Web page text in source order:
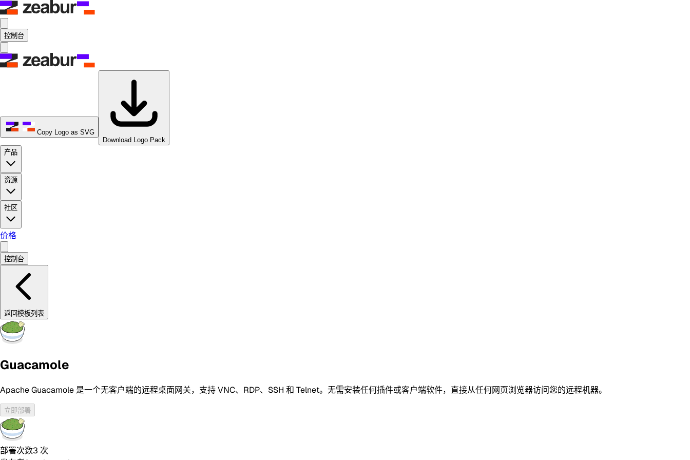
控制台
Copy Logo as SVG
Download Logo Pack
产品
资源
社区
价格
控制台
返回模板列表
Guacamole
Apache Guacamole 是一个无客户端的远程桌面网关，支持 VNC、RDP、SSH 和 Telnet。无需安装任何插件或客户端软件，直接从任何网页浏览器访问您的远程机器。
立即部署
部署次数3 次